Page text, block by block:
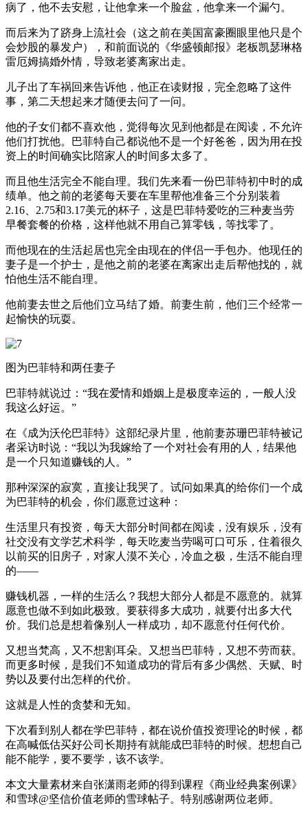
病了，他不去安慰，让他拿来一个脸盆，他拿来一个漏勺。
而后来为了跻身上流社会（这之前在美国富豪圈眼里他只是个
会炒股的暴发户），和前面说的《华盛顿邮报》老板凯瑟琳格
雷厄姆搞婚外情，导致老婆离家出走。
儿子出了车祸回来告诉他，他正在读财报，完全忽略了这件
事，第二天想起来才随便去问了一问。
他的子女们都不喜欢他，觉得每次见到他都是在阅读，不允许
他们打扰他。巴菲特自己都说他不是一个好爸爸，因为用在投
资上的时间确实比陪家人的时间多太多了。
而且他生活完全不能自理。我们先来看一份巴菲特初中时的成
绩单。他之前的老婆每天要在车里帮他准备三个分别装着
2.16、2.75和3.17美元的杯子，这是巴菲特爱吃的三种麦当劳
早餐套餐的价格，这样他就不用自己算零钱，等找零了。
而他现在的生活起居也完全由现在的伴侣一手包办。他现任的
妻子是一个护士，是他之前的老婆在离家出走后帮他找的，就
怕他生活不能自理。
他前妻去世之后他们立马结了婚。前妻生前，他们三个经常一
起愉快的玩耍。
图为巴菲特和两任妻子
巴菲特就说过：“我在爱情和婚姻上是极度幸运的，一般人没
我这么好运。”
在《成为沃伦巴菲特》这部纪录片里，他前妻苏珊巴菲特被记
者采访时说：“我以为我嫁给了一个对社会有用的人，结果他
是一个只知道赚钱的人。”
那种深深的寂寞，直接让我哭了。试问如果真的给你们一个成
为巴菲特的机会，你们愿意过这种：
生活里只有投资，每天大部分时间都在阅读，没有娱乐，没有
社交没有文学艺术科学，每天吃麦当劳喝可口可乐，住着很久
以前买的旧房子，对家人漠不关心，冷血之极，生活不能自理
的——
赚钱机器，一样的生活么？我想大部分人都是不愿意的。就算
愿意也做不到如此极致。要获得多大成功，就要付出多大代
价。我们总是想着像别人一样成功，却不愿意付任何代价。
又想当梵高，又不想割耳朵。又想当巴菲特，又想不劳而获。
而更多时候，是我们不知道成功的背后有多少偶然、天赋、时
势以及要付出怎样的代价。
这就是人性的贪婪和无知。
下次看到别人都在学巴菲特，都在说价值投资理论的时候，都
在高喊低估买好公司长期持有就能成巴菲特的时候。想想自己
能不能学，要不要学，该不该学。
本文大量素材来自张潇雨老师的得到课程《商业经典案例课》
和雪球@坚信价值老师的雪球帖子。特别感谢两位老师。